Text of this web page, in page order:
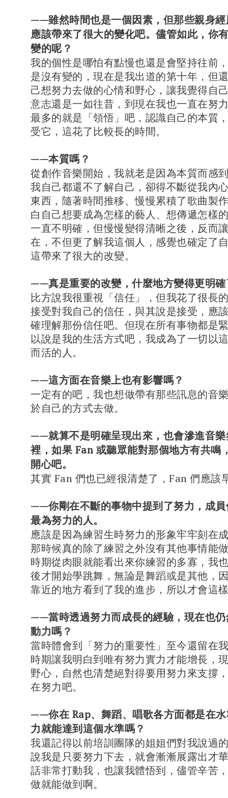
——雖然時間也是一個因素，但那些親身
應該帶來了很大的變化吧。儘管如此，你
變的呢？
我的個性是哪怕有點慢也還是會堅持往前
是沒有變的，現在是我出道的第十年，但
己想努力去做的心情和野心，讓我覺得自
意志還是一如往昔，到現在我也一直在努
最多的就是「領悟」吧，認識自己的本質
受它，這花了比較長的時間。
——本質嗎？
從創作音樂開始，我就老是因為本質而感
我自己都還不了解自己，卻得不斷從我內
東西，隨著時間推移、慢慢累積了歌曲製
白自己想要成為怎樣的藝人、想傳遞怎樣
一直不明確，但慢慢變得清晰之後，反而
在，不但更了解我這個人，感覺也確定了
這帶來了很大的改變。
——真是重要的改變，什麼地方變得更明確
比方說我很重視「信任」，但我花了很長
接受對我自己的信任，與其說是接受，應
確理解那份信任吧。但現在所有事物都是
以說是我的生活方式吧，我成為了一切以
而活的人。
——這方面在音樂上也有影響嗎？
一定有的吧，我也想做帶有那些訊息的音
於自己的方式去做。
——就算不是明確呈現出來，也會滲進音
裡，如果 Fan 或聽眾能對那個地方有共鳴
開心吧。
其實 Fan 們也已經很清楚了，Fan 們應該
——你剛在不斷的事物中提到了努力，成
最為努力的人。
應該是因為練習生時努力的形象牢牢刻在
那時候真的除了練習之外沒有其他事情能
時期從肉眼就能看出來你練習的多寡，我
後才開始學跳舞，無論是舞蹈或是其他，
靠近的地方看到了我的進步，所以才會這
——當時透過努力而成長的經驗，現在也
動力嗎？
當時體會到「努力的重要性」至今還留在
時期讓我明白到唯有努力實力才能增長，
野心，自然也清楚絕對得要用努力來支撐
在努力吧。
——你在 Rap、舞蹈、唱歌各方面都是在
力就能達到這個水準嗎？
我還記得以前培訓團隊的姐姐們對我說過
說我是只要努力下去，就會漸漸展露出才
話非常打動我，也讓我體悟到，儘管辛苦
做就能做到啊。